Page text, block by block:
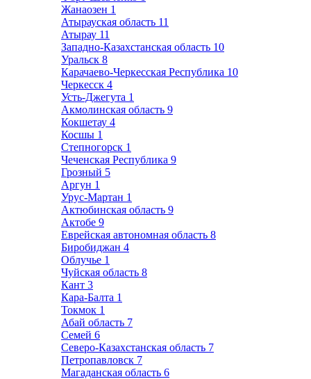
Жанаозен 1
Атырауская область 11
Атырау 11
Западно-Казахстанская область 10
Уральск 8
Карачаево-Черкесская Республика 10
Черкесск 4
Усть-Джегута 1
Акмолинская область 9
Кокшетау 4
Косшы 1
Степногорск 1
Чеченская Республика 9
Грозный 5
Аргун 1
Урус-Мартан 1
Актюбинская область 9
Актобе 9
Еврейская автономная область 8
Биробиджан 4
Облучье 1
Чуйская область 8
Кант 3
Кара-Балта 1
Токмок 1
Абай область 7
Семей 6
Северо-Казахстанская область 7
Петропавловск 7
Магаданская область 6